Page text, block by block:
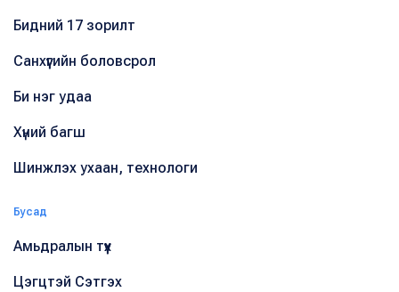
Бидний 17 зорилт
Санхүүгийн боловсрол
Би нэг удаа
Хүний багш
Шинжлэх ухаан, технологи
Бусад
Амьдралын түүх
Цэгцтэй Сэтгэх